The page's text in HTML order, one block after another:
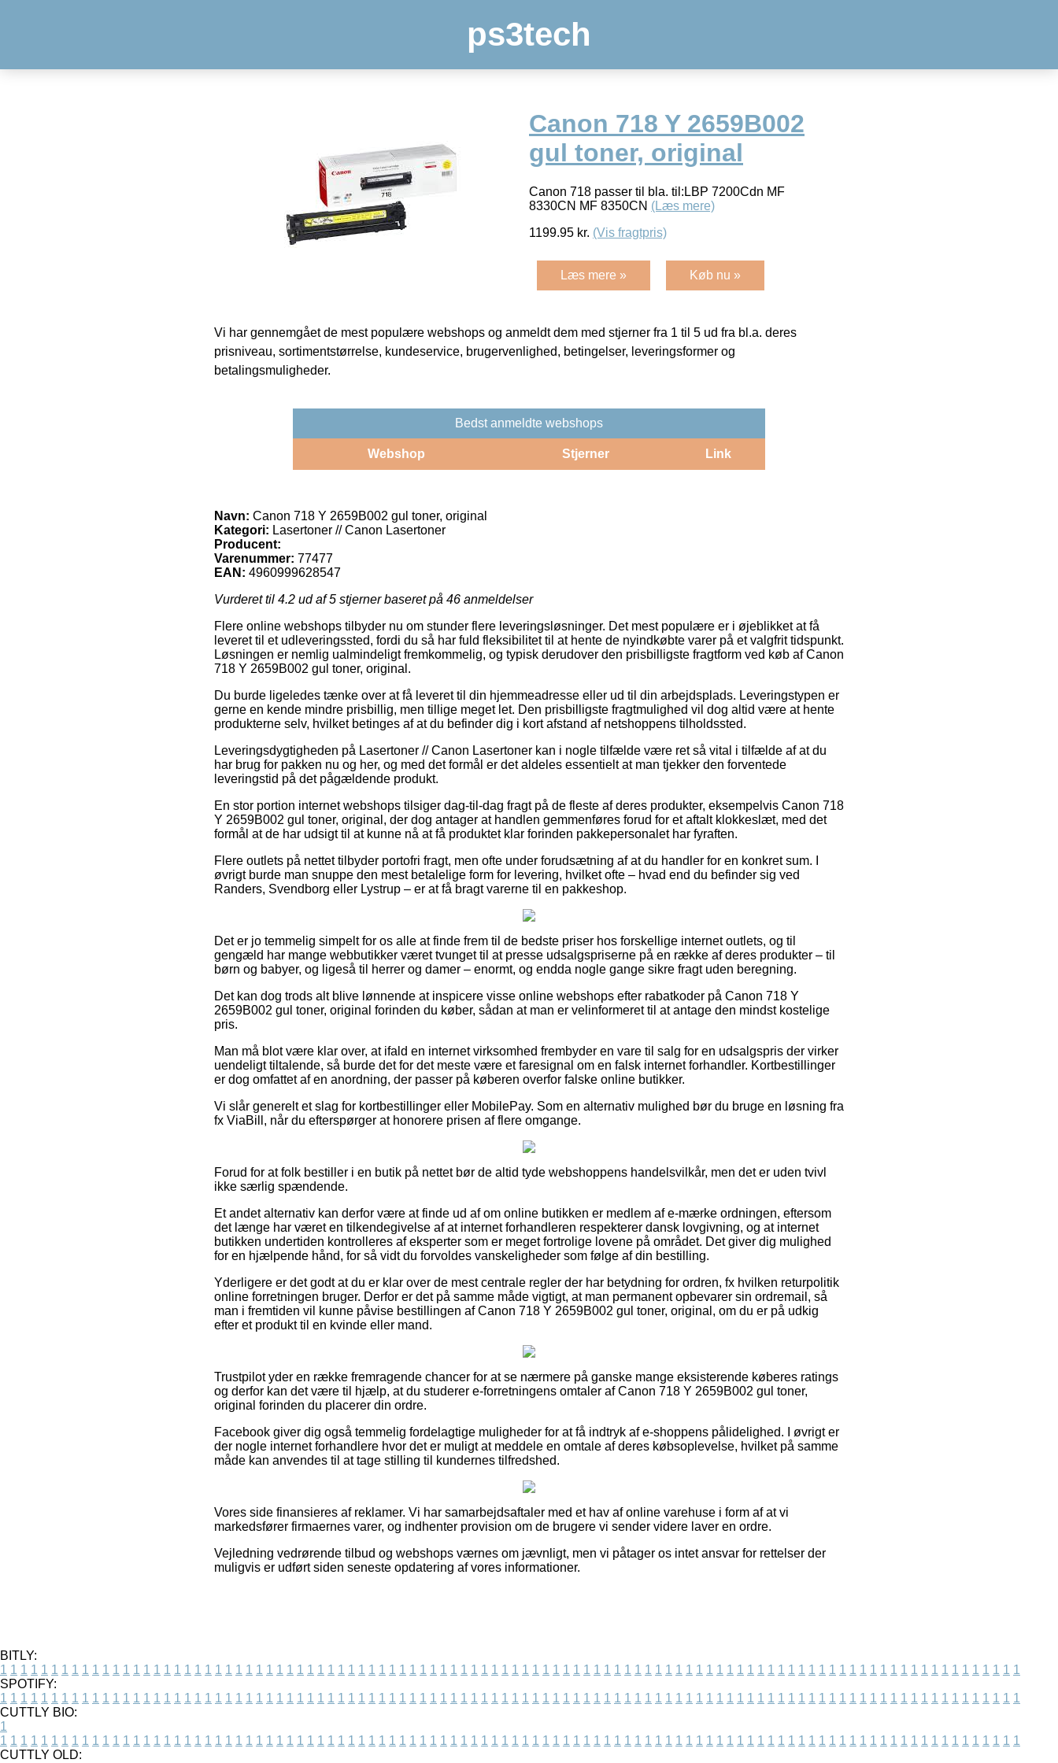
ps3tech
Canon 718 Y 2659B002
gul toner, original
Canon 718 passer til bla. til:LBP 7200Cdn MF
8330CN MF 8350CN (Læs mere)
1199.95 kr. (Vis fragtpris)
Læs mere » Køb nu »
Vi har gennemgået de mest populære webshops og anmeldt dem med stjerner fra 1 til 5 ud fra bl.a. deres
prisniveau, sortimentstørrelse, kundeservice, brugervenlighed, betingelser, leveringsformer og
betalingsmuligheder.
Bedst anmeldte webshops
Webshop Stjerner Link
Navn: Canon 718 Y 2659B002 gul toner, original
Kategori: Lasertoner // Canon Lasertoner
Producent:
Varenummer: 77477
EAN: 4960999628547
Vurderet til 4.2 ud af 5 stjerner baseret på 46 anmeldelser
Flere online webshops tilbyder nu om stunder flere leveringsløsninger. Det mest populære er i øjeblikket at få
leveret til et udleveringssted, fordi du så har fuld fleksibilitet til at hente de nyindkøbte varer på et valgfrit tidspunkt.
Løsningen er nemlig ualmindeligt fremkommelig, og typisk derudover den prisbilligste fragtform ved køb af Canon
718 Y 2659B002 gul toner, original.
Du burde ligeledes tænke over at få leveret til din hjemmeadresse eller ud til din arbejdsplads. Leveringstypen er
gerne en kende mindre prisbillig, men tillige meget let. Den prisbilligste fragtmulighed vil dog altid være at hente
produkterne selv, hvilket betinges af at du befinder dig i kort afstand af netshoppens tilholdssted.
Leveringsdygtigheden på Lasertoner // Canon Lasertoner kan i nogle tilfælde være ret så vital i tilfælde af at du
har brug for pakken nu og her, og med det formål er det aldeles essentielt at man tjekker den forventede
leveringstid på det pågældende produkt.
En stor portion internet webshops tilsiger dag-til-dag fragt på de fleste af deres produkter, eksempelvis Canon 718
Y 2659B002 gul toner, original, der dog antager at handlen gemmenføres forud for et aftalt klokkeslæt, med det
formål at de har udsigt til at kunne nå at få produktet klar forinden pakkepersonalet har fyraften.
Flere outlets på nettet tilbyder portofri fragt, men ofte under forudsætning af at du handler for en konkret sum. I
øvrigt burde man snuppe den mest betalelige form for levering, hvilket ofte – hvad end du befinder sig ved
Randers, Svendborg eller Lystrup – er at få bragt varerne til en pakkeshop.
Det er jo temmelig simpelt for os alle at finde frem til de bedste priser hos forskellige internet outlets, og til
gengæld har mange webbutikker været tvunget til at presse udsalgspriserne på en række af deres produkter – til
børn og babyer, og ligeså til herrer og damer – enormt, og endda nogle gange sikre fragt uden beregning.
Det kan dog trods alt blive lønnende at inspicere visse online webshops efter rabatkoder på Canon 718 Y
2659B002 gul toner, original forinden du køber, sådan at man er velinformeret til at antage den mindst kostelige
pris.
Man må blot være klar over, at ifald en internet virksomhed frembyder en vare til salg for en udsalgspris der virker
uendeligt tiltalende, så burde det for det meste være et faresignal om en falsk internet forhandler. Kortbestillinger
er dog omfattet af en anordning, der passer på køberen overfor falske online butikker.
Vi slår generelt et slag for kortbestillinger eller MobilePay. Som en alternativ mulighed bør du bruge en løsning fra
fx ViaBill, når du efterspørger at honorere prisen af flere omgange.
Forud for at folk bestiller i en butik på nettet bør de altid tyde webshoppens handelsvilkår, men det er uden tvivl
ikke særlig spændende.
Et andet alternativ kan derfor være at finde ud af om online butikken er medlem af e-mærke ordningen, eftersom
det længe har været en tilkendegivelse af at internet forhandleren respekterer dansk lovgivning, og at internet
butikken undertiden kontrolleres af eksperter som er meget fortrolige lovene på området. Det giver dig mulighed
for en hjælpende hånd, for så vidt du forvoldes vanskeligheder som følge af din bestilling.
Yderligere er det godt at du er klar over de mest centrale regler der har betydning for ordren, fx hvilken returpolitik
online forretningen bruger. Derfor er det på samme måde vigtigt, at man permanent opbevarer sin ordremail, så
man i fremtiden vil kunne påvise bestillingen af Canon 718 Y 2659B002 gul toner, original, om du er på udkig
efter et produkt til en kvinde eller mand.
Trustpilot yder en række fremragende chancer for at se nærmere på ganske mange eksisterende køberes ratings
og derfor kan det være til hjælp, at du studerer e-forretningens omtaler af Canon 718 Y 2659B002 gul toner,
original forinden du placerer din ordre.
Facebook giver dig også temmelig fordelagtige muligheder for at få indtryk af e-shoppens pålidelighed. I øvrigt er
der nogle internet forhandlere hvor det er muligt at meddele en omtale af deres købsoplevelse, hvilket på samme
måde kan anvendes til at tage stilling til kundernes tilfredshed.
Vores side finansieres af reklamer. Vi har samarbejdsaftaler med et hav af online varehuse i form af at vi
markedsfører firmaernes varer, og indhenter provision om de brugere vi sender videre laver en ordre.
Vejledning vedrørende tilbud og webshops værnes om jævnligt, men vi påtager os intet ansvar for rettelser der
muligvis er udført siden seneste opdatering af vores informationer.
BITLY:
1 1 1 1 1 1 1 1 1 1 1 1 1 1 1 1 1 1 1 1 1 1 1 1 1 1 1 1 1 1 1 1 1 1 1 1 1 1 1 1 1 1 1 1 1 1 1 1 1 1 1 1 1 1 1 1 1 1 1 1 1 1 1 1 1 1 1 1 1 1 1 1 1 1 1 1 1 1 1 1 1 1 1 1 1 1 1 1 1 1 1 1 1 1 1 1 1 1 1 1
SPOTIFY:
1 1 1 1 1 1 1 1 1 1 1 1 1 1 1 1 1 1 1 1 1 1 1 1 1 1 1 1 1 1 1 1 1 1 1 1 1 1 1 1 1 1 1 1 1 1 1 1 1 1 1 1 1 1 1 1 1 1 1 1 1 1 1 1 1 1 1 1 1 1 1 1 1 1 1 1 1 1 1 1 1 1 1 1 1 1 1 1 1 1 1 1 1 1 1 1 1 1 1 1
CUTTLY BIO:
1
1 1 1 1 1 1 1 1 1 1 1 1 1 1 1 1 1 1 1 1 1 1 1 1 1 1 1 1 1 1 1 1 1 1 1 1 1 1 1 1 1 1 1 1 1 1 1 1 1 1 1 1 1 1 1 1 1 1 1 1 1 1 1 1 1 1 1 1 1 1 1 1 1 1 1 1 1 1 1 1 1 1 1 1 1 1 1 1 1 1 1 1 1 1 1 1 1 1 1 1
CUTTLY OLD: